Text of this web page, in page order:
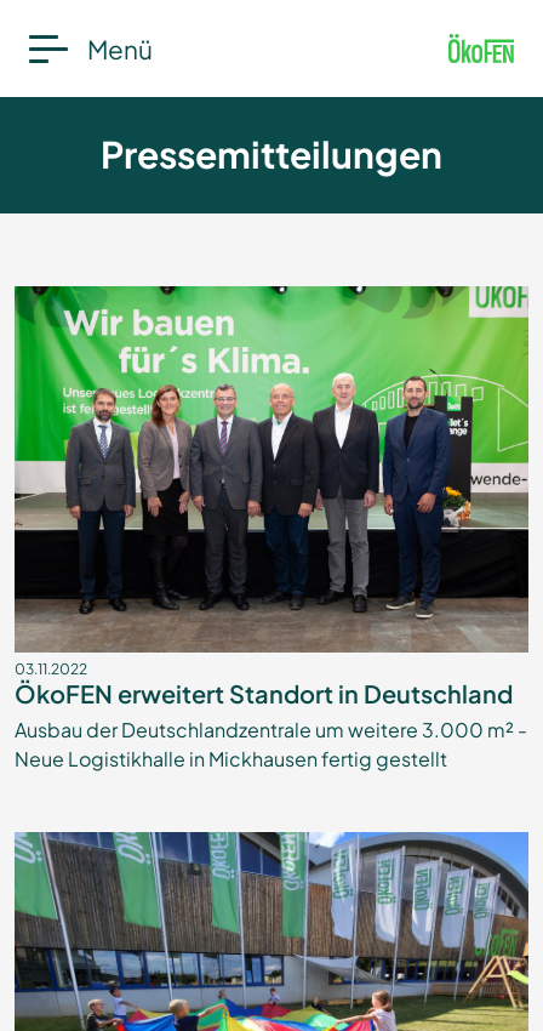
Menü
Pressemitteilungen
03.11.2022
ÖkoFEN erweitert Standort in Deutschland
Ausbau der Deutschlandzentrale um weitere 3.000 m² -
Neue Logistikhalle in Mickhausen fertig gestellt